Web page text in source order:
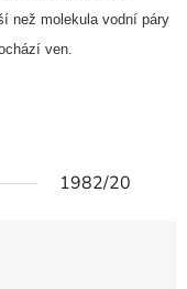
než molekula vodní páry
ven.
1982/20